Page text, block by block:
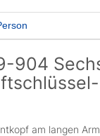
904
am langen